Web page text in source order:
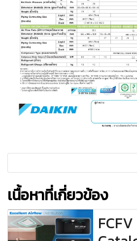
เนื้อหาที่เกี่ยวข้อง